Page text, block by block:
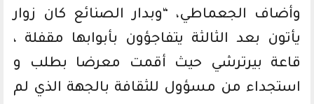
وأضاف الجعماطي، “وبدار الصنائع كان زوار
يأتون بعد الثالثة يتفاجؤون بأبوابها مقفلة ،
قاعة بيرترشي حيث أقمت معرضا بطلب و
استجداء من مسؤول للثقافة بالجهة الذي لم